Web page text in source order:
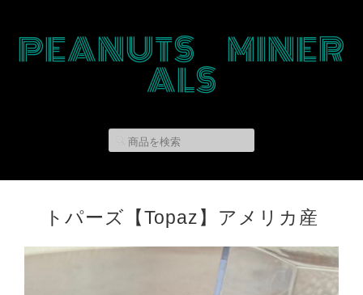
PEANUTS MINER
ALS
トパーズ【Topaz】アメリカ産